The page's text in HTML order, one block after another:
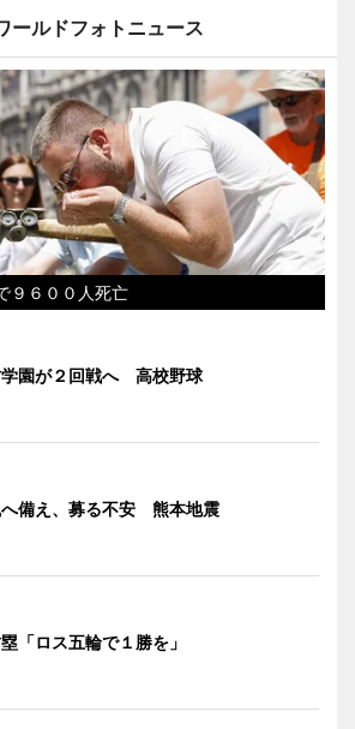
ールドフォトニュース
９６００人死亡
園が２回戦へ 高校野球
へ備え、募る不安 熊本地震
「ロス五輪で１勝を」